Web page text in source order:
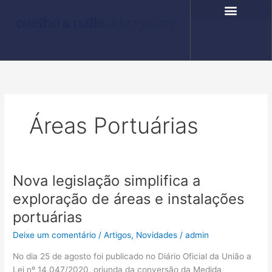
Áreas Portuárias
Nova legislação simplifica a
exploração de áreas e instalações
portuárias
Deixe um comentário /Artigos, Novidades /admin
No dia 25 de agosto foi publicado no Diário Oficial da União a
Lei nº 14.047/2020, oriunda da conversão da Medida
Nova
legislação
simplifica
a
exploração
áreas